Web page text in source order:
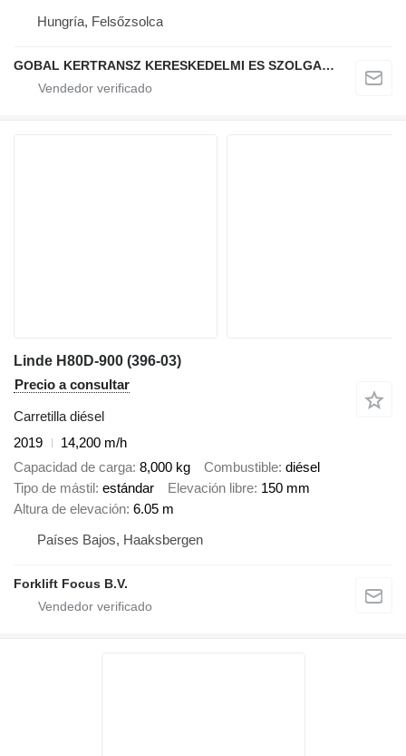
Hungría, Felsőzsolca
GOBAL KERTRANSZ KERESKEDELMI ES SZOLGALTATO KFT.
Linde H80D-900 (396-03)
Precio a consultar
Carretilla diésel
2019
14,200 m/h
Capacidad de carga 8,000 kg Combustible diésel
Tipo de mástil estándar Elevación libre 150 mm
Altura de elevación 6.05 m
Países Bajos, Haaksbergen
Forklift Focus B.V.